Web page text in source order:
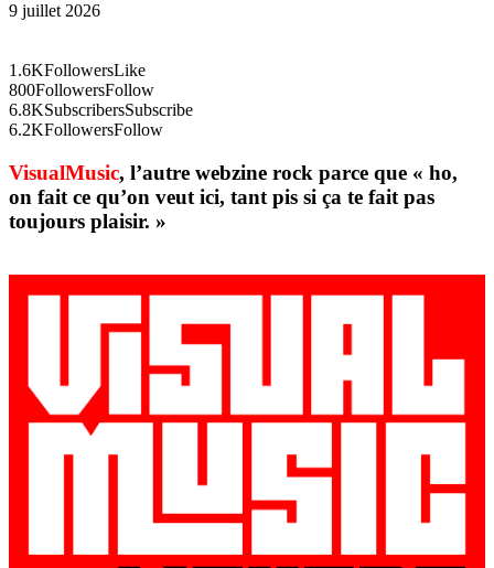
9 juillet 2026
1.6KFollowersLike
800FollowersFollow
6.8KSubscribersSubscribe
6.2KFollowersFollow
VisualMusic, l’autre webzine rock parce que « ho,
on fait ce qu’on veut ici, tant pis si ça te fait pas
toujours plaisir. »